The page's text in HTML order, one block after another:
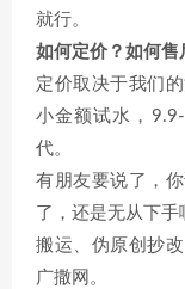
就行。
如何定价？如何售
定价取决于我们
小金额试水，
代。
有朋友要说了，
了，还是无从下手
搬运、伪原创抄
广撒网。